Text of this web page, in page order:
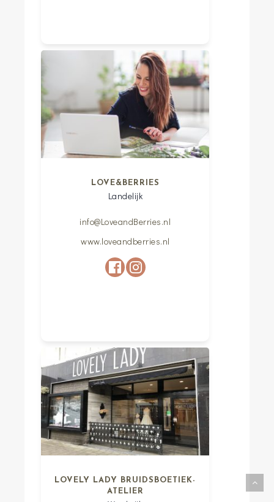
LOVE&BERRIES
Landelijk
info@LoveandBerries.nl
www.loveandberries.nl
LOVELY LADY BRUIDSBOETIEK-
ATELIER